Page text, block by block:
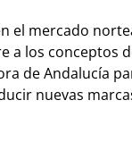
el mercado
a los conceptos
de Andalucía
nuevas